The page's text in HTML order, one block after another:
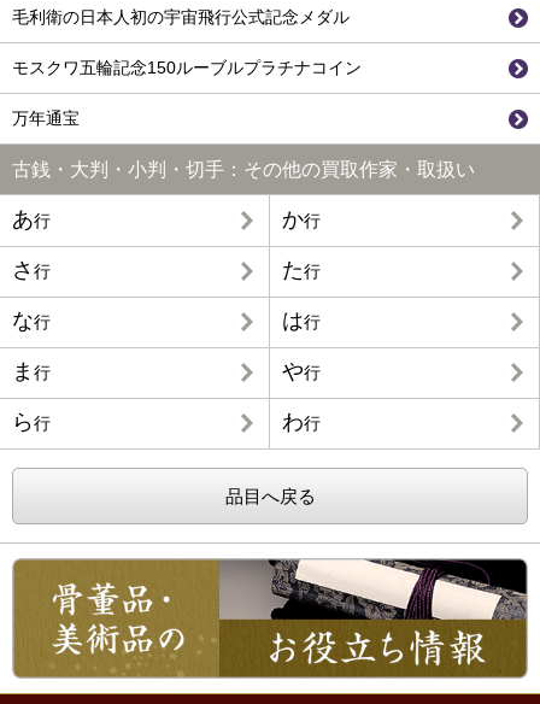
毛利衛の日本人初の宇宙飛行公式記念メダル
モスクワ五輪記念150ルーブルプラチナコイン
万年通宝
古銭・大判・小判・切手：その他の買取作家・取扱い
あ行 か行
さ行 た行
な行 は行
ま 行 や行
ら行 わ行
品目へ戻る